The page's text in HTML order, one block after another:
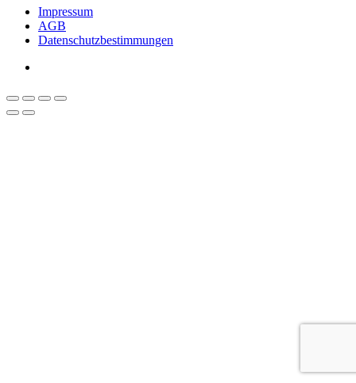
Impressum
AGB
Datenschutzbestimmungen